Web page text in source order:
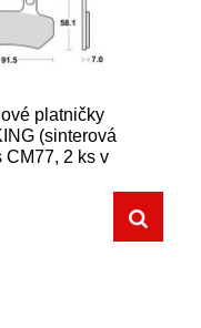
platničky
(sinterová
CM77, 2 ks v